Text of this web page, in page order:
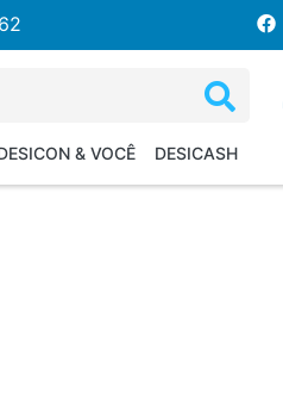
& VOCÊ DESICASH